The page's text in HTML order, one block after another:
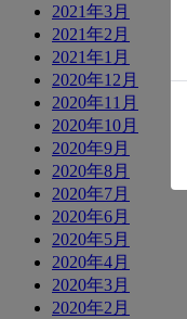
2021年3月
2021年2月
2021年1月
2020年12月
2020年11月
2020年10月
2020年9月
2020年8月
2020年7月
2020年6月
2020年5月
2020年4月
2020年3月
2020年2月